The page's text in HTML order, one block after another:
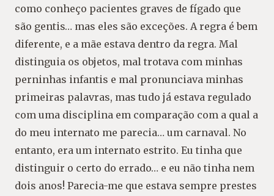
como conheço pacientes graves de fígado que
são gentis… mas eles são exceções. A regra é bem
diferente, e a mãe estava dentro da regra. Mal
distinguia os objetos, mal trotava com minhas
perninhas infantis e mal pronunciava minhas
primeiras palavras, mas tudo já estava regulado
com uma disciplina em comparação com a qual a
do meu internato me parecia… um carnaval. No
entanto, era um internato estrito. Eu tinha que
distinguir o certo do errado… e eu não tinha nem
dois anos! Parecia-me que estava sempre prestes